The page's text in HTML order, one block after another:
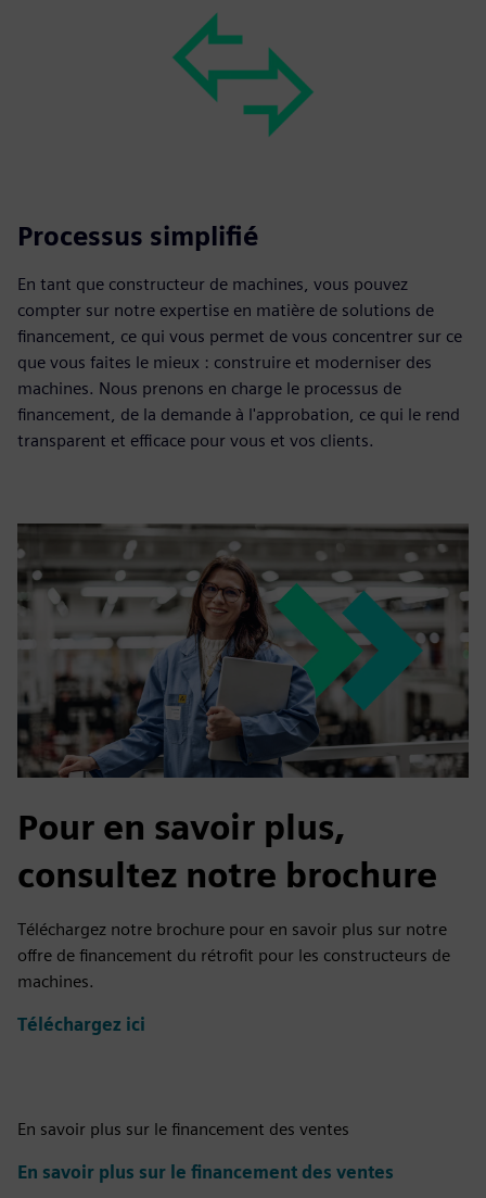
Processus simplifié
En tant que constructeur de machines, vous pouvez
compter sur notre expertise en matière de solutions de
financement, ce qui vous permet de vous concentrer sur ce
que vous faites le mieux : construire et moderniser des
machines. Nous prenons en charge le processus de
financement, de la demande à l'approbation, ce qui le rend
transparent et efficace pour vous et vos clients.
Pour en savoir plus,
consultez notre brochure
Téléchargez notre brochure pour en savoir plus sur notre
offre de financement du rétrofit pour les constructeurs de
machines.
Téléchargez ici
En savoir plus sur le financement des ventes
En savoir plus sur le financement des ventes